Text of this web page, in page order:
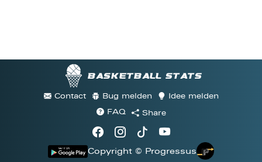
Basketball stats
Contact Bug melden
Idee melden
FAQ
Share
Copyright © Progressus